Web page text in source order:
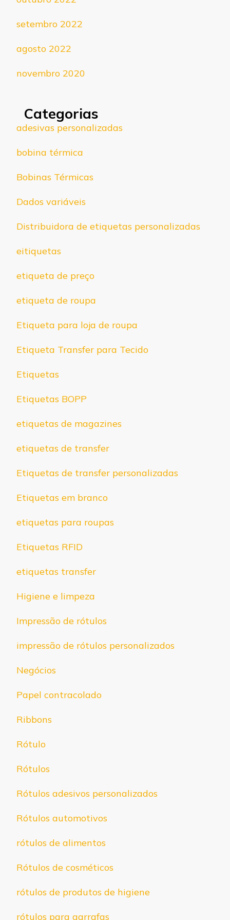
setembro 2022
agosto 2022
novembro 2020
Categorias
adesivas personalizadas
bobina térmica
Bobinas Térmicas
Dados variáveis
Distribuidora de etiquetas personalizadas
eitiquetas
etiqueta de preço
etiqueta de roupa
Etiqueta para loja de roupa
Etiqueta Transfer para Tecido
Etiquetas
Etiquetas BOPP
etiquetas de magazines
etiquetas de transfer
Etiquetas de transfer personalizadas
Etiquetas em branco
etiquetas para roupas
Etiquetas RFID
etiquetas transfer
Higiene e limpeza
Impressão de rótulos
impressão de rótulos personalizados
Negócios
Papel contracolado
Ribbons
Rótulo
Rótulos
Rótulos adesivos personalizados
Rótulos automotivos
rótulos de alimentos
Rótulos de cosméticos
rótulos de produtos de higiene
rótulos para garrafas